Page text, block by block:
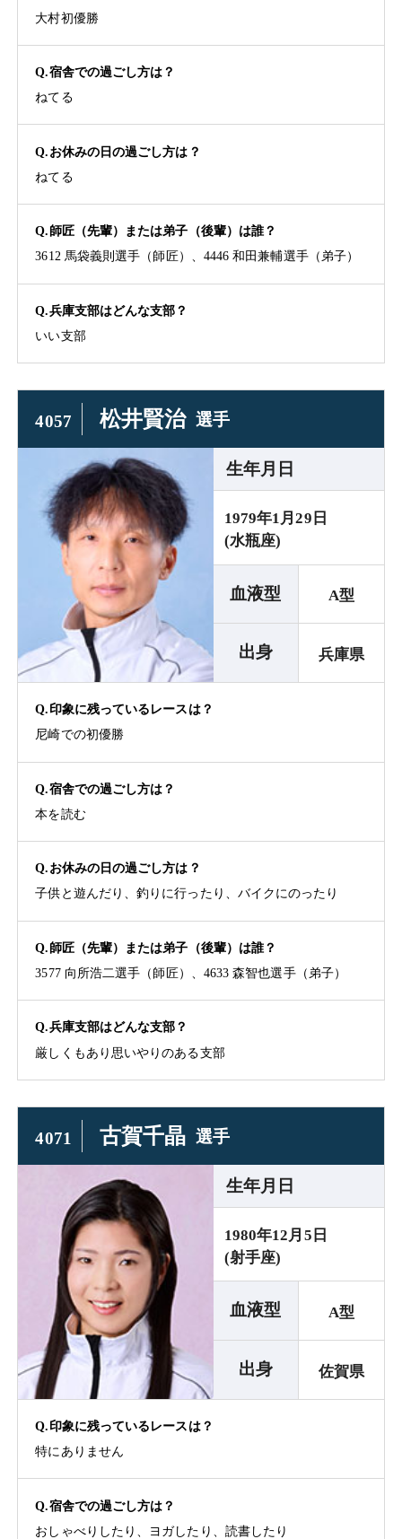
大村初優勝
Q.宿舎での過ごし方は？
ねてる
Q.お休みの日の過ごし方は？
ねてる
Q.師匠（先輩）または弟子（後輩）は誰？
3612 馬袋義則選手（師匠）、4446 和田兼輔選手（弟子）
Q.兵庫支部はどんな支部？
いい支部
4057 松井賢治 選手
生年月日
1979年1月29日
(水瓶座)
血液型 A型
出身 兵庫県
Q.印象に残っているレースは？
尼崎での初優勝
Q.宿舎での過ごし方は？
本を読む
Q.お休みの日の過ごし方は？
子供と遊んだり、釣りに行ったり、バイクにのったり
Q.師匠（先輩）または弟子（後輩）は誰？
3577 向所浩二選手（師匠）、4633 森智也選手（弟子）
Q.兵庫支部はどんな支部？
厳しくもあり思いやりのある支部
4071 古賀千晶 選手
生年月日
1980年12月5日
(射手座)
血液型 A型
出身 佐賀県
Q.印象に残っているレースは？
特にありません
Q.宿舎での過ごし方は？
おしゃべりしたり、ヨガしたり、読書したり